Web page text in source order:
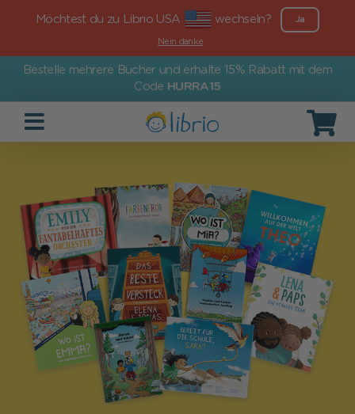
Möchtest du zu Librio USA wechseln? Ja
Nein danke
Bestelle mehrere Bücher und erhalte 15% Rabatt mit dem
Code HURRA15